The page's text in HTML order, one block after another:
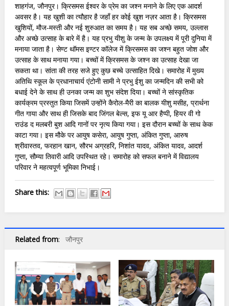
शाहगंज, जौनपुर। क्रिसमस ईश्वर के प्रेम का जश्न मनाने के लिए एक आदर्श
अवसर है। यह खुशी का त्यौहार है जहाँ हर कोई खुश नज़र आता है। क्रिसमस
खुशियों, मौज-मस्ती और नई शुरुआत का समय है। यह सब अच्छे समय, उल्लास
और अच्छे उत्साह के बारे में है। यह प्रभु यीशु के जन्म के उपलक्ष्य में पूरी दुनिया में
मनाया जाता है। सेण्ट थॉमस इण्टर कॉलेज में क्रिसमस का जश्न बहुत जोश और
उत्साह के साथ मनाया गया। बच्चों में क्रिसमस के जश्न का उत्साह देखा जा
सकता था। सांता की तरह सजे हुए कुछ बच्चे उत्साहित दिखे। समारोह में मुख्य
अतिथि स्कूल के प्रधानाचार्य एंटोनी सामी ने प्रभु ईशु का जन्मदिन की सभी को
बधाई देने के साथ ही उनका जन्म का शुभ संदेश दिया। बच्चों ने सांस्कृतिक
कार्यक्रम प्रस्तुत किया जिसमें उन्होंने कैरोल-मैरी का बालक यीशु मसीह, प्रार्थना
गीत गाया और साथ ही जिसके बाद जिंगल बेल्स, इफ यू आर हैप्पी, हियर वी गो
राउंड द मलबरी बुश आदि गानों पर नृत्य किया गया। इस दौरान बच्चों के साथ केक
काटा गया। इस मौके पर आयुष कसेरा, आयुष गुप्ता, अंकित गुप्ता, आरुष
श्रीवास्तव, फरहान खान, सौरभ अग्रहरि, निशांत यादव, अंकित यादव, आदर्श
गुप्ता, सौम्या तिवारी आदि उपस्थित रहे। समारोह को सफल बनाने में विद्यालय
परिवार ने महत्वपूर्ण भूमिका निभाई।
Share this:
Related from: जौनपुर